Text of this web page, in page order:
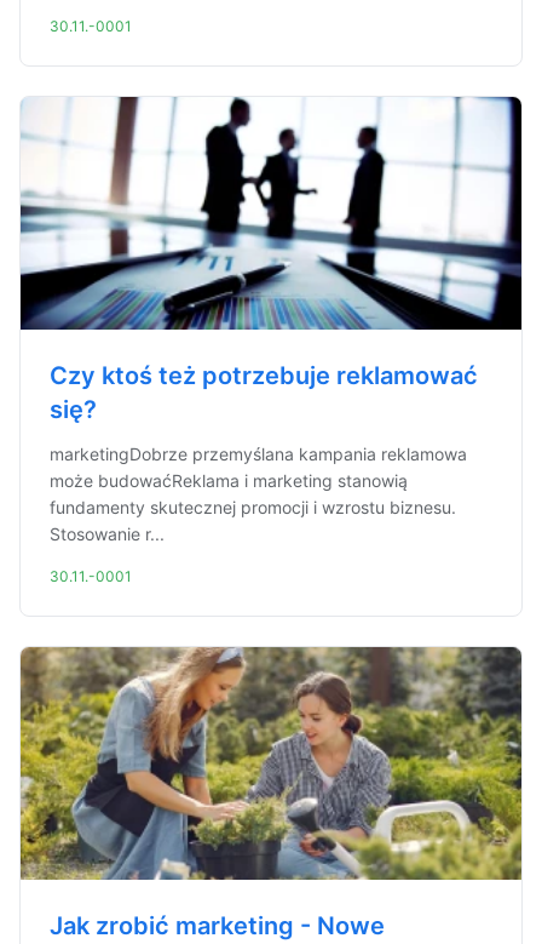
30.11.-0001
Czy ktoś też potrzebuje reklamować
się?
marketingDobrze przemyślana kampania reklamowa
może budowaćReklama i marketing stanowią
fundamenty skutecznej promocji i wzrostu biznesu.
Stosowanie r...
30.11.-0001
Jak zrobić marketing - Nowe